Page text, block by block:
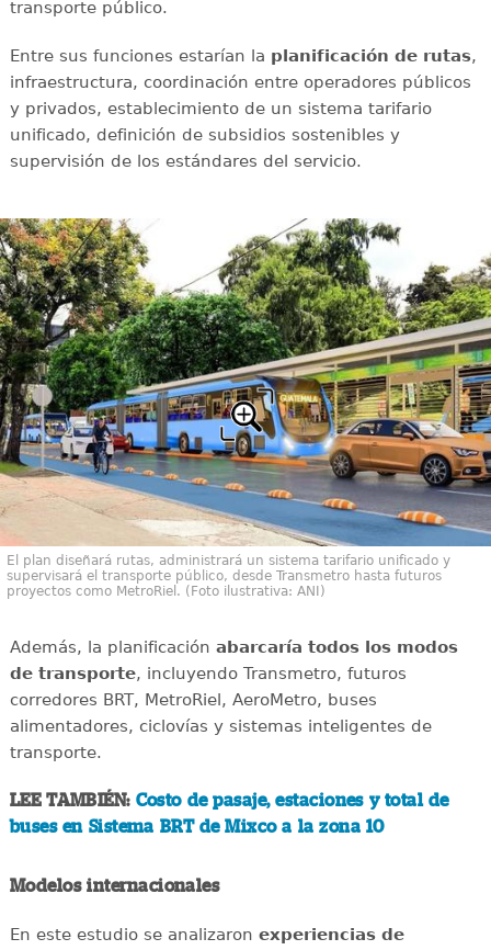
transporte público.
Entre sus funciones estarían la planificación de rutas,
infraestructura, coordinación entre operadores públicos
y privados, establecimiento de un sistema tarifario
unificado, definición de subsidios sostenibles y
supervisión de los estándares del servicio.
El plan diseñará rutas, administrará un sistema tarifario unificado y
supervisará el transporte público, desde Transmetro hasta futuros
proyectos como MetroRiel. (Foto ilustrativa: ANI)
Además, la planificación abarcaría todos los modos
de transporte, incluyendo Transmetro, futuros
corredores BRT, MetroRiel, AeroMetro, buses
alimentadores, ciclovías y sistemas inteligentes de
transporte.
LEE TAMBIÉN: Costo de pasaje, estaciones y total de
buses en Sistema BRT de Mixco a la zona 10
Modelos internacionales
En este estudio se analizaron experiencias de